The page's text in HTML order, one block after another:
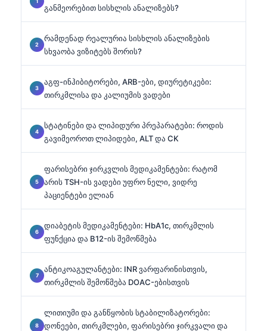
განმეორებით სისხლის ანალიზებს?
რამდენად რეალურია სისხლის ანალიზების
სხვაობა ვიზიტებს შორის?
აგფ-ინჰიბიტორები, ARB-ები, დიურეტიკები:
თირკმლისა და კალიუმის ვადები
სტატინები და ლიპიდური პრეპარატები: როდის
გავიმეოროთ ლიპიდები, ALT და CK
ფარისებრი ჯირკვლის მედიკამენტები: რატომ
არის TSH-ის ვადები უფრო ნელი, ვიდრე
პაციენტები ელიან
დიაბეტის მედიკამენტები: HbA1c, თირკმლის
ფუნქცია და B12-ის შემოწმება
ანტიკოაგულანტები: INR ვარფარინისთვის,
თირკმლის შემოწმება DOAC-ებისთვის
ლითიუმი და განწყობის სტაბილიზატორები:
დონეები, თირკმლები, ფარისებრი ჯირკვალი და